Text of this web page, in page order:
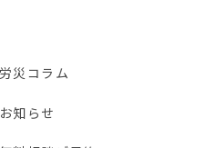
労災コラム
お知らせ